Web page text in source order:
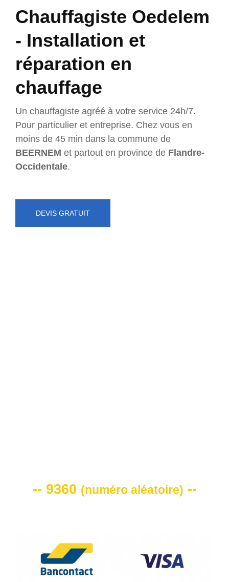
Chauffagiste Oedelem
- Installation et
réparation en
chauffage
Un chauffagiste agréé à votre service 24h/7.
Pour particulier et entreprise. Chez vous en
moins de 45 min dans la commune de
BEERNEM et partout en province de Flandre-
Occidentale.
DEVIS GRATUIT
-- 9360 (numéro aléatoire) --